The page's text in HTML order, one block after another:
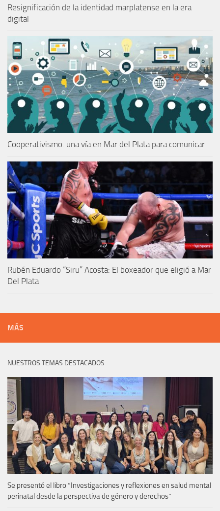
Resignificación de la identidad marplatense en la era
digital
Cooperativismo: una vía en Mar del Plata para comunicar
Rubén Eduardo “Siru” Acosta: El boxeador que eligió a Mar
Del Plata
MÁS
NUESTROS TEMAS DESTACADOS
Se presentó el libro “Investigaciones y reflexiones en salud mental
perinatal desde la perspectiva de género y derechos”